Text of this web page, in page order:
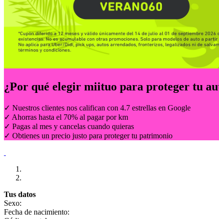
¿Por qué elegir miituo para proteger tu
✓ Nuestros clientes nos califican con 4.7 estrellas en Google
✓ Ahorras hasta el 70% al pagar por km
✓ Pagas al mes y cancelas cuando quieras
✓ Obtienes un precio justo para proteger tu patrimonio
Tus datos
Sexo:
Fecha de nacimiento: